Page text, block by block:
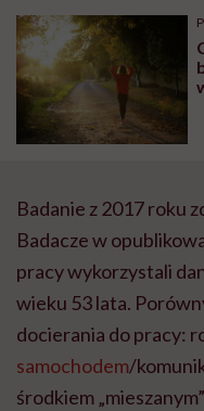
Badanie z 2017 roku
Badacze w
pracy wykorzystali
wieku 53 lata.
docierania do pracy:
samochodem/
środkiem